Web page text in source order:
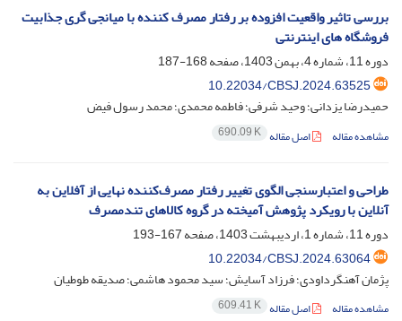
بررسی تاثیر واقعیت افزوده بر رفتار مصرف کننده با میانجی گری جذابیت
فروشگاه های اینترنتی
دوره 11، شماره 4، بهمن 1403، صفحه
168-187
10.22034/CBSJ.2024.63525
حمیدرضا یزدانی؛ وحید شرفی؛ فاطمه محمدی؛ محمد رسول فیض
مشاهده مقاله اصل مقاله 690.09 K
طراحی و اعتبارسنجی الگوی تغییر رفتار مصرف‌کننده نهایی از آفلاین به
آنلاین با رویکرد پژوهش آمیخته در گروه کالاهای تندمصرف
دوره 11، شماره 1، اردیبهشت 1403، صفحه
167-193
10.22034/CBSJ.2024.63064
پژمان آهنگرداودی؛ فرزاد آسایش؛ سید محمود هاشمی؛ صدیقه طوطیان
مشاهده مقاله اصل مقاله 609.41 K